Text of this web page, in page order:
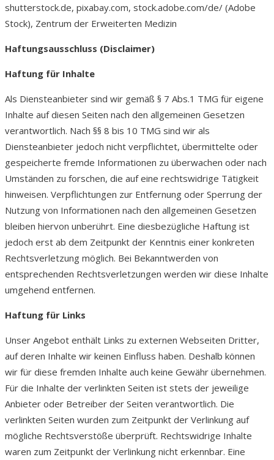
shutterstock.de, pixabay.com, stock.adobe.com/de/ (Adobe
Stock), Zentrum der Erweiterten Medizin
Haftungsausschluss (Disclaimer)
Haftung für Inhalte
Als Diensteanbieter sind wir gemäß § 7 Abs.1 TMG für eigene
Inhalte auf diesen Seiten nach den allgemeinen Gesetzen
verantwortlich. Nach §§ 8 bis 10 TMG sind wir als
Diensteanbieter jedoch nicht verpflichtet, übermittelte oder
gespeicherte fremde Informationen zu überwachen oder nach
Umständen zu forschen, die auf eine rechtswidrige Tätigkeit
hinweisen. Verpflichtungen zur Entfernung oder Sperrung der
Nutzung von Informationen nach den allgemeinen Gesetzen
bleiben hiervon unberührt. Eine diesbezügliche Haftung ist
jedoch erst ab dem Zeitpunkt der Kenntnis einer konkreten
Rechtsverletzung möglich. Bei Bekanntwerden von
entsprechenden Rechtsverletzungen werden wir diese Inhalte
umgehend entfernen.
Haftung für Links
Unser Angebot enthält Links zu externen Webseiten Dritter,
auf deren Inhalte wir keinen Einfluss haben. Deshalb können
wir für diese fremden Inhalte auch keine Gewähr übernehmen.
Für die Inhalte der verlinkten Seiten ist stets der jeweilige
Anbieter oder Betreiber der Seiten verantwortlich. Die
verlinkten Seiten wurden zum Zeitpunkt der Verlinkung auf
mögliche Rechtsverstöße überprüft. Rechtswidrige Inhalte
waren zum Zeitpunkt der Verlinkung nicht erkennbar. Eine